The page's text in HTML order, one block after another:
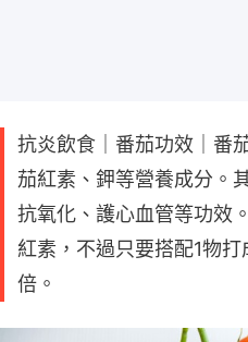
抗炎飲食｜番茄功效｜番
茄紅素、鉀等營養成分。
抗氧化、護心血管等功效
紅素，不過只要搭配1物
倍。